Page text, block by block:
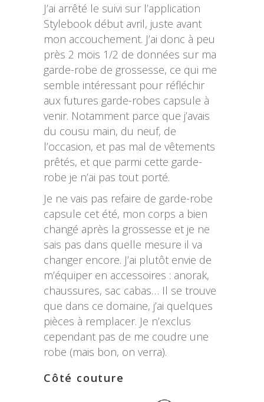
J’ai arrêté le suivi sur l’application
Stylebook début avril, juste avant
mon accouchement. J’ai donc à peu
près 2 mois 1/2 de données sur ma
garde-robe de grossesse, ce qui me
semble intéressant pour réfléchir
aux futures garde-robes capsule à
venir. Notamment parce que j’avais
du cousu main, du neuf, de
l’occasion, et pas mal de vêtements
prêtés, et que parmi cette garde-
robe je n’ai pas tout porté.
Je ne vais pas refaire de garde-robe
capsule cet été, mon corps a bien
changé après la grossesse et je ne
sais pas dans quelle mesure il va
changer encore. J’ai plutôt envie de
m’équiper en accessoires : anorak,
chaussures, sac cabas… Il se trouve
que dans ce domaine, j’ai quelques
pièces à remplacer. Je n’exclus
cependant pas de me coudre une
robe (mais bon, on verra).
Côté couture